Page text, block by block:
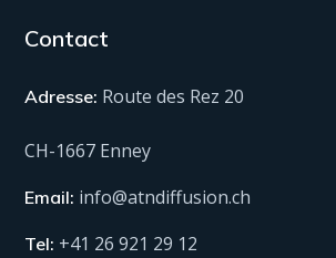
Contact
Adresse: Route des Rez 20
CH-1667 Enney
Email: info@atndiffusion.ch
Tel: +41 26 921 29 12